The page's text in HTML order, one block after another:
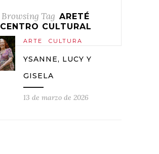
Browsing Tag ARETÉ
CENTRO CULTURAL
ARTE CULTURA
YSANNE, LUCY Y
GISELA
13 de marzo de 2026